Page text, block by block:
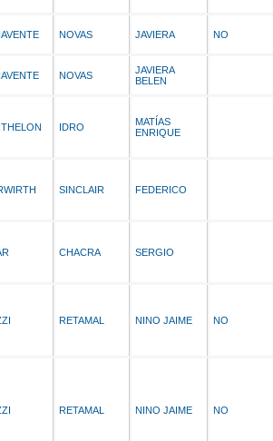
NOVAS JAVIERA NO
NOVAS
JAVIERA
BELEN
IDRO
MATÍAS
ENRIQUE
SINCLAIR FEDERICO
CHACRA SERGIO
RETAMAL NINO JAIME NO
RETAMAL NINO JAIME NO